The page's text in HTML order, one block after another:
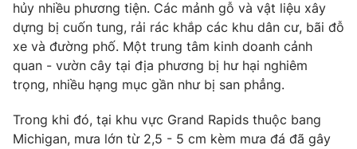
Theo dõi báo trên
Cơ quan chủ quản: Đài Truyền hình Việt Nam
hủy nhiều phương tiện. Các mảnh gỗ và vật liệu xây
dựng bị cuốn tung, rải rác khắp các khu dân cư, bãi đỗ
xe và đường phố. Một trung tâm kinh doanh cảnh
quan - vườn cây tại địa phương bị hư hại nghiêm
trọng, nhiều hạng mục gần như bị san phẳng.
Trong khi đó, tại khu vực Grand Rapids thuộc bang
Michigan, mưa lớn từ 2,5 - 5 cm kèm mưa đá đã gây